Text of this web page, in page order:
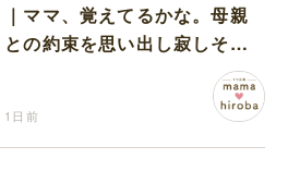
｜ママ、覚えてるかな。母親
との約束を思い出し寂しそう
1日前